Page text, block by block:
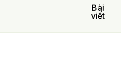
Bài
viết